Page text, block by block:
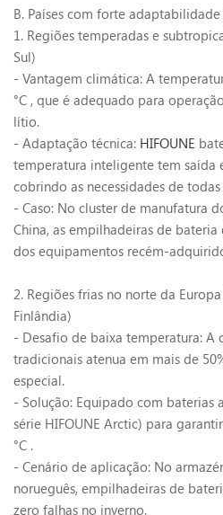
B. Países com forte
1. Regiões temperadas e
Sul)
- Vantagem climática: A
°C , que é adequado para
lítio.
- Adaptação técnica: HIFOUNE
temperatura inteligente tem saída
cobrindo as necessidades de todas
- Caso: No cluster de manufatura
China, as empilhadeiras de
dos equipamentos recém-
2. Regiões frias no norte da
Finlândia)
- Desafio de baixa temperatura: A
tradicionais atenua em mais de
especial.
- Solução: Equipado com baterias
série HIFOUNE Arctic) para
°C .
- Cenário de aplicação: No
norueguês, empilhadeiras de
zero falhas no inverno.